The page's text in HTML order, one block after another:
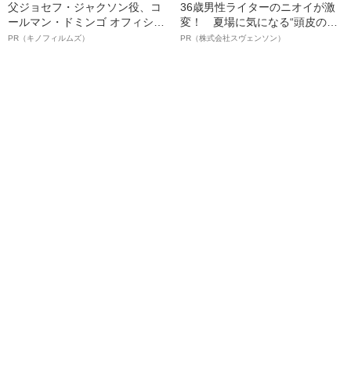
父ジョセフ・ジャクソン役、コ
ールマン・ドミンゴ オフィシャ
ルインタビュー“観客を魅了した
PR（キノフィルムズ）
36歳男性ライターのニオイが激
変！ 夏場に気になる“頭皮のニ
オイ”や“ベタつき”を解消す
PR（株式会社スヴェンソン）